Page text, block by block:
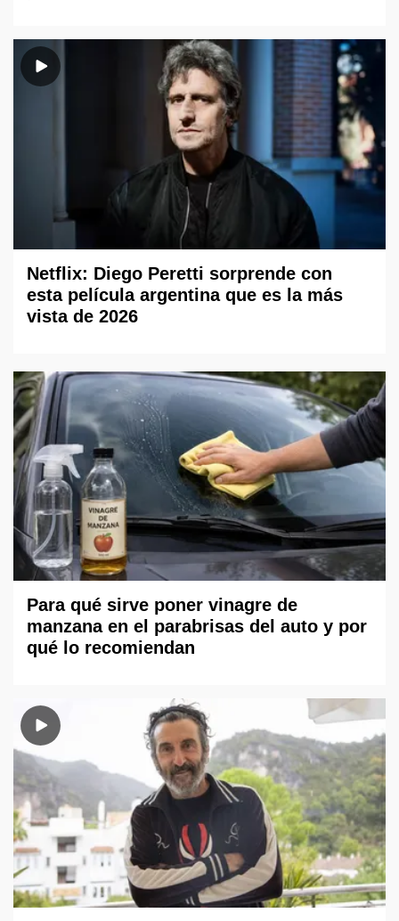
Netflix: Diego Peretti sorprende con
esta película argentina que es la más
vista de 2026
Para qué sirve poner vinagre de
manzana en el parabrisas del auto y por
qué lo recomiendan